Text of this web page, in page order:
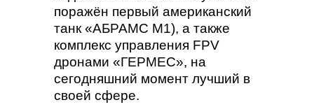
поражён первый американский
танк «АБРАМС М1), а также
комплекс управления FPV
дронами «ГЕРМЕС», на
сегодняшний момент лучший в
своей сфере.